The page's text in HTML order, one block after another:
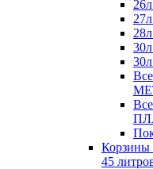
Корзины
45